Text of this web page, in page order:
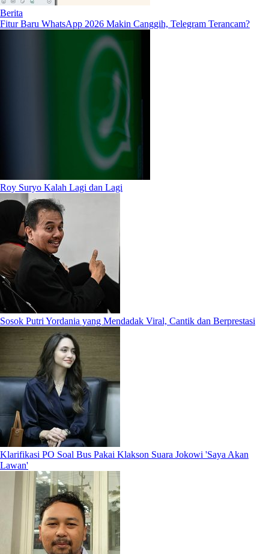
Berita
Fitur Baru WhatsApp 2026 Makin Canggih, Telegram Terancam?
Roy Suryo Kalah Lagi dan Lagi
Sosok Putri Yordania yang Mendadak Viral, Cantik dan Berprestasi
Klarifikasi PO Soal Bus Pakai Klakson Suara Jokowi 'Saya Akan
Lawan'